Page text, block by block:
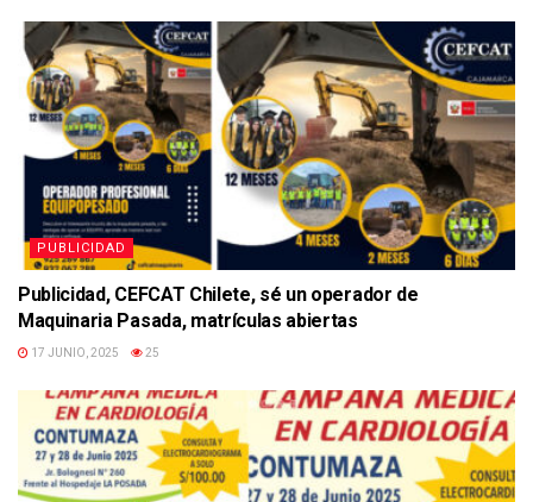
PUBLICIDAD
Publicidad, CEFCAT Chilete, sé un operador de
Maquinaria Pasada, matrículas abiertas
17 JUNIO, 2025 25